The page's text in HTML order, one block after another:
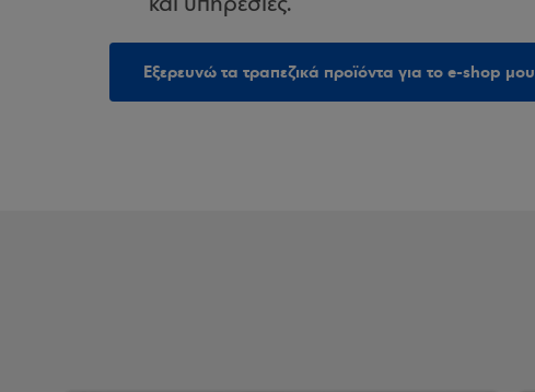
Εξερευνώ τα τραπεζικά προϊόντα για το e-shop μου